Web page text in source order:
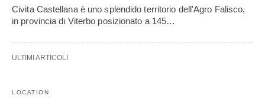
Civita Castellana è uno splendido territorio dell'Agro Falisco,
in provincia di Viterbo posizionato a 145…
ULTIMI ARTICOLI
LOCATION